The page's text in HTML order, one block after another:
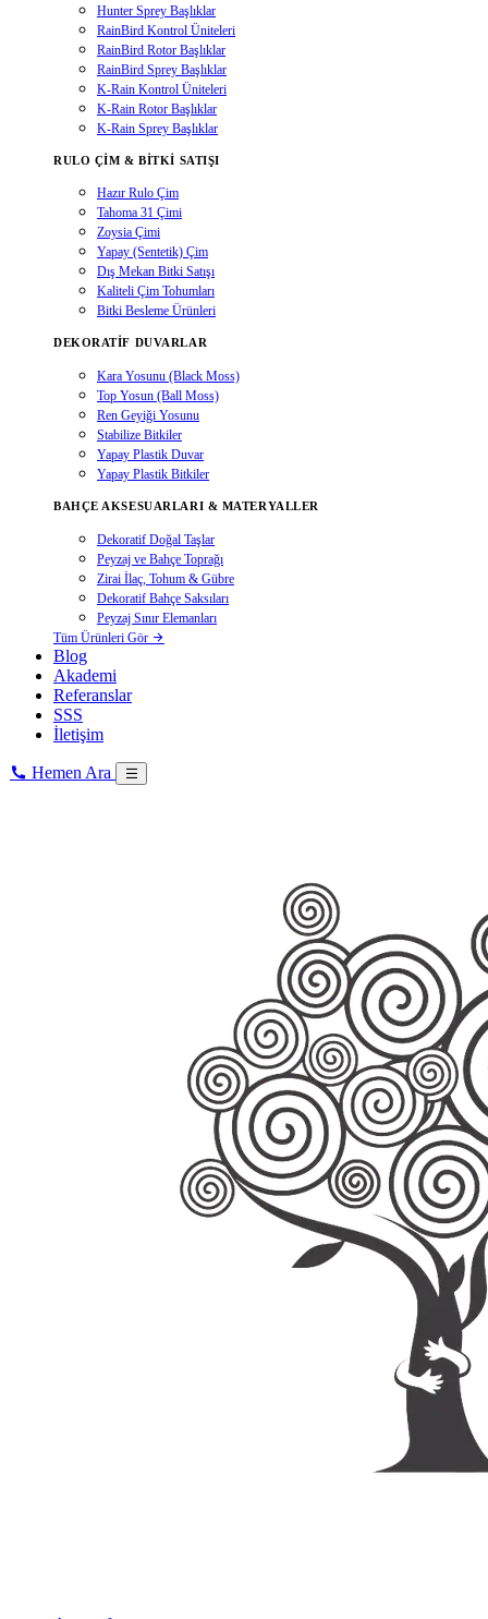
Hunter Sprey Başlıklar
RainBird Kontrol Üniteleri
RainBird Rotor Başlıklar
RainBird Sprey Başlıklar
K-Rain Kontrol Üniteleri
K-Rain Rotor Başlıklar
K-Rain Sprey Başlıklar
RULO ÇIM & BITKI SATIŞI
Hazır Rulo Çim
Tahoma 31 Çimi
Zoysia Çimi
Yapay (Sentetik) Çim
Dış Mekan Bitki Satışı
Kaliteli Çim Tohumları
Bitki Besleme Ürünleri
DEKORATIF DUVARLAR
Kara Yosunu (Black Moss)
Top Yosun (Ball Moss)
Ren Geyiği Yosunu
Stabilize Bitkiler
Yapay Plastik Duvar
Yapay Plastik Bitkiler
BAHÇE AKSESUARLARI & MATERYALLER
Dekoratif Doğal Taşlar
Peyzaj ve Bahçe Toprağı
Zirai İlaç, Tohum & Gübre
Dekoratif Bahçe Saksıları
Peyzaj Sınır Elemanları
Tüm Ürünleri Gör
Blog
Akademi
Referanslar
SSS
İletişim
Hemen Ara